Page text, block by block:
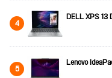
4 DELL XPS 13
5 Lenovo